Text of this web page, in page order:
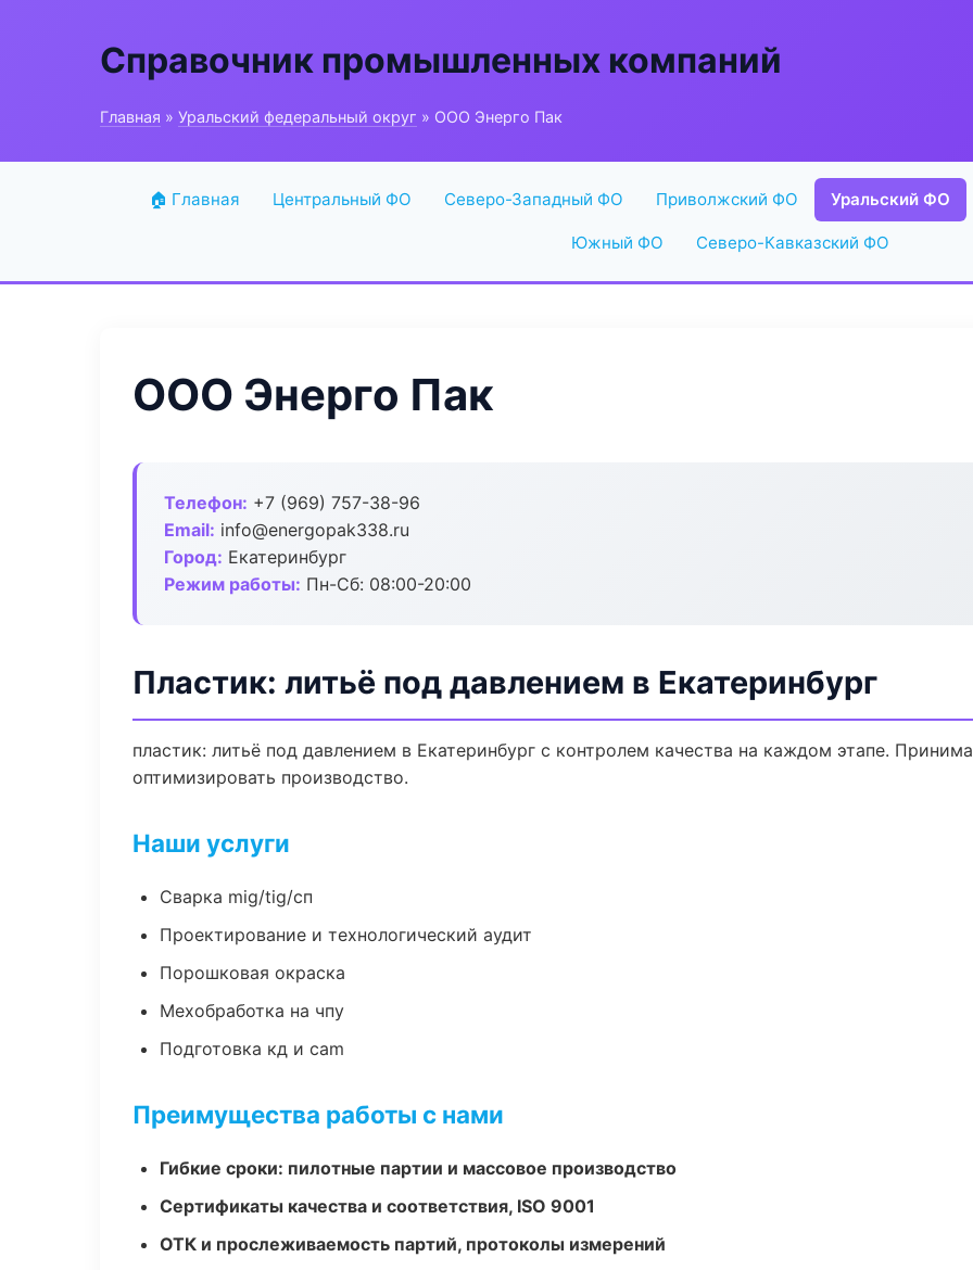
Справочник промышленных компаний
Главная » Уральский федеральный округ » ООО Энерго Пак
🏠 Главная Центральный ФО Северо-Западный ФО Приволжский ФО Уральский ФО
Южный ФО Северо-Кавказский ФО
ООО Энерго Пак
Телефон: +7 (969) 757-38-96
Email: info@energopak338.ru
Город: Екатеринбург
Режим работы: Пн-Сб: 08:00-20:00
Пластик: литьё под давлением в Екатеринбург
пластик: литьё под давлением в Екатеринбург с контролем качества на каждом этапе.
оптимизировать производство.
Наши услуги
Сварка mig/tig/сп
Проектирование и технологический аудит
Порошковая окраска
Мехобработка на чпу
Подготовка кд и cam
Преимущества работы с нами
Гибкие сроки: пилотные партии и массовое производство
Сертификаты качества и соответствия, ISO 9001
ОТК и прослеживаемость партий, протоколы измерений